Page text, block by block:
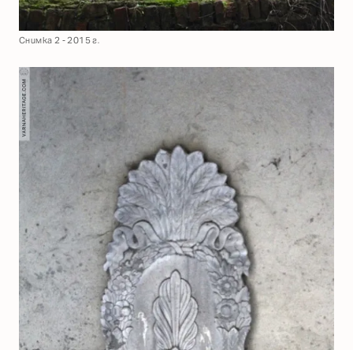
Снимка 2 - 2015 г.